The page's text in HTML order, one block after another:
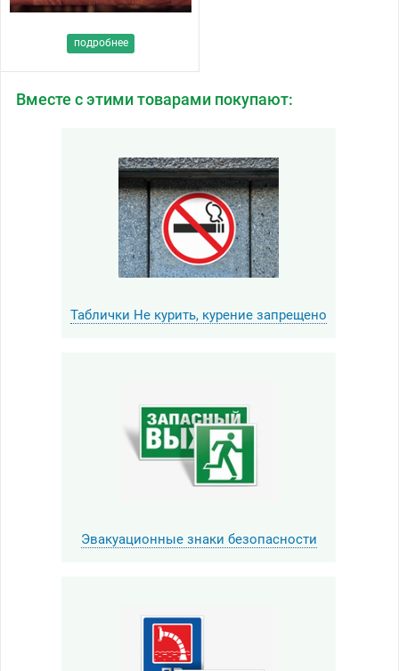
подробнее
Вместе с этими товарами покупают:
Таблички Не курить, курение запрещено
Эвакуационные знаки безопасности